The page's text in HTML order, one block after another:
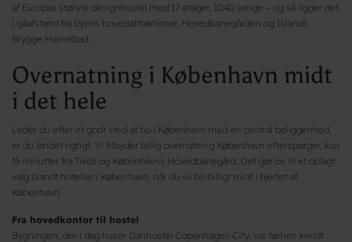
af Europas største designhostel med 17 etager, 1040 senge – og så ligger det
i gåafstand fra byens hovedattraktioner, Hovedbanegården og Islands
Brygge Havnebad.
Overnatning i København midt
i det hele
Leder du efter et godt sted at bo i København med en central beliggenhed,
er du landet rigtigt. Vi tilbyder billig overnatning København efterspørger, kun
få minutter fra Tivoli og Københavns Hovedbanegård. Det gør os til et oplagt
valg blandt hoteller i København, når du vil bo billigt midt i hjertet af
København.
Fra hovedkontor til hostel
Bygningen, der i dag huser Danhostel Copenhagen City, var førhen kendt